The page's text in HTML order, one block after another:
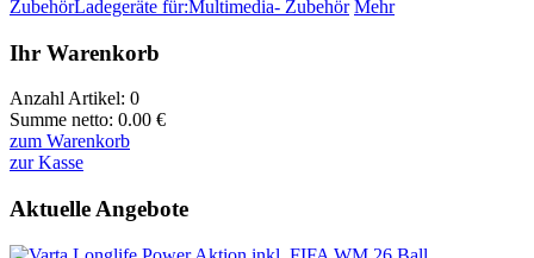
ZubehörLadegeräte für:Multimedia- Zubehör Mehr
Ihr Warenkorb
Anzahl Artikel: 0
Summe netto: 0.00 €
zum Warenkorb
zur Kasse
Aktuelle Angebote